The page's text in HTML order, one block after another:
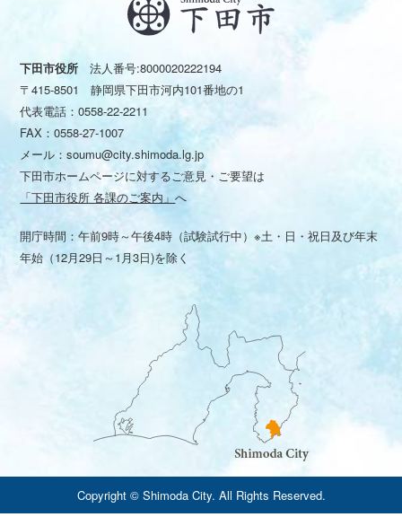
下田市役所 法人番号:8000020222194
〒415-8501 静岡県下田市河内101番地の1
代表電話：0558-22-2211
FAX：0558-27-1007
メール：soumu@city.shimoda.lg.jp
下田市ホームページに対するご意見・ご要望は
「下田市役所 各課のご案内」へ
開庁時間：午前9時～午後4時（試験試行中）※土・日・祝日及び年末
年始（12月29日～1月3日)を除く
Copyright © Shimoda City. All Rights Reserved.